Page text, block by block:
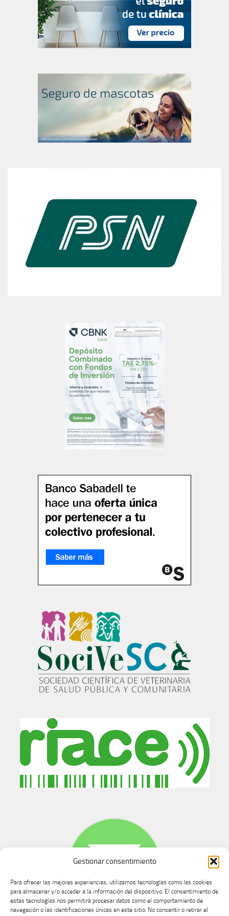
Gestionar consentimiento
Para ofrecer las mejores experiencias, utilizamos tecnologías como las cookies
para almacenar y/o acceder a la información del dispositivo. El consentimiento de
estas tecnologías nos permitirá procesar datos como el comportamiento de
navegación o las identificaciones únicas en este sitio. No consentir o retirar el